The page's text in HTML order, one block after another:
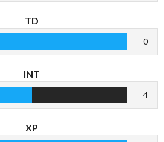
TD
0
INT
4
XP